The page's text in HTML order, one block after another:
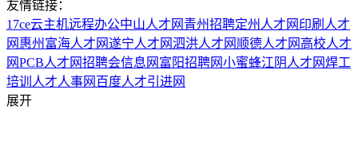
友情链接：
17ce云主机远程办公中山人才网 青州招聘定州人才网 印刷人才
网 惠州富海人才网遂宁人才网泗洪人才网 顺德人才网 高校人才
网PCB人才网招聘会信息网 富阳招聘网小蜜蜂江阴人才网焊工
培训 人才人事网 百度人才引进网
展开